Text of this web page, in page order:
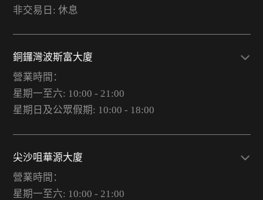
非交易日: 休息
銅鑼灣波斯富大廈
營業時間：
星期一至六: 10:00 - 21:00
星期日及公眾假期: 10:00 - 18:00
尖沙咀華源大廈
營業時間：
星期一至六: 10:00 - 21:00